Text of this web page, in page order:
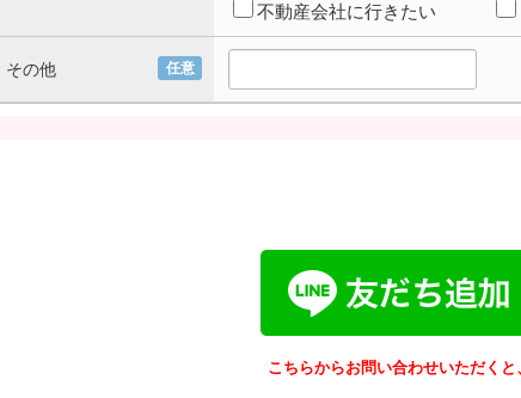
不動産会社に行きたい
任意
その他
こちらからお問い合わせいただくと、